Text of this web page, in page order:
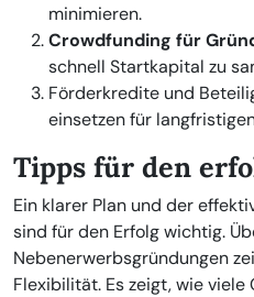
minimieren.
Crowdfunding für
schnell Startkapital zu
Förderkredite und
einsetzen für
Tipps für den
Ein klarer Plan und der
sind für den Erfolg wichtig.
Nebenerwerbsgründungen
Flexibilität. Es zeigt, wie